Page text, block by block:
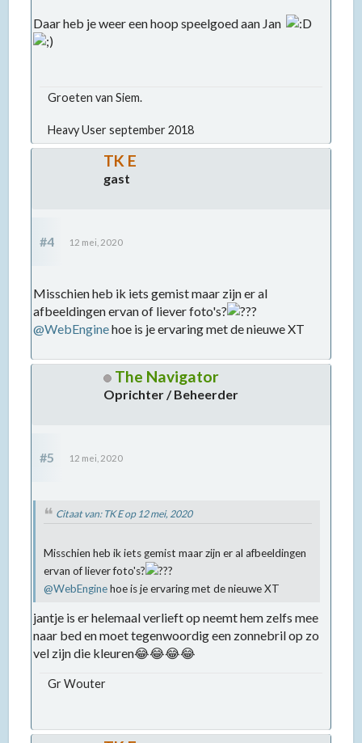
Daar heb je weer een hoop speelgoed aan Jan
Groeten van Siem.
Heavy User september 2018
TK E
gast
#4 12 mei, 2020
Misschien heb ik iets gemist maar zijn er al
afbeeldingen ervan of liever foto's?
@WebEnginehoe is je ervaring met de nieuwe XT
The Navigator
Oprichter / Beheerder
#5 12 mei, 2020
Citaat van: TK E op 12 mei, 2020
Misschien heb ik iets gemist maar zijn er al afbeeldingen
ervan of liever foto's?
@WebEnginehoe is je ervaring met de nieuwe XT
jantje is er helemaal verlieft op neemt hem zelfs mee
naar bed en moet tegenwoordig een zonnebril op zo
vel zijn die kleuren😂😂😂😂
Gr Wouter